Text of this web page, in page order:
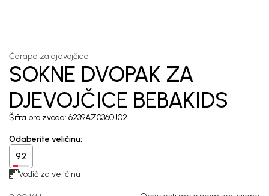
Čarape za djevojčice
SOKNE DVOPAK ZA
DJEVOJČICE BEBAKIDS
Šifra proizvoda: 6239AZ0360J02
Odaberite veličinu:
92
Vodič za veličinu